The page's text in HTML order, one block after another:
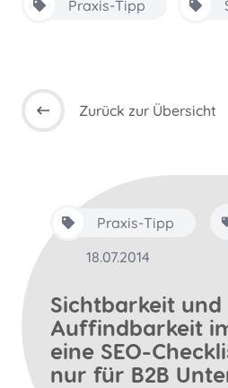
Praxis-Tipp
Zurück zur Übersicht
Praxis-Tipp
18.07.2014
Sichtbarkeit und
Auffindbarkeit
eine SEO-
nur für B2B